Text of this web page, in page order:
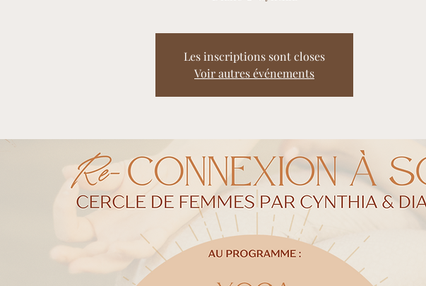
Les inscriptions sont closes
Voir autres événements